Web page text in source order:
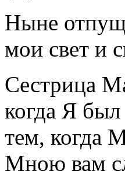
Ныне
мои свет и
Сестрица
когда Я был
тем, когда
Мною вам